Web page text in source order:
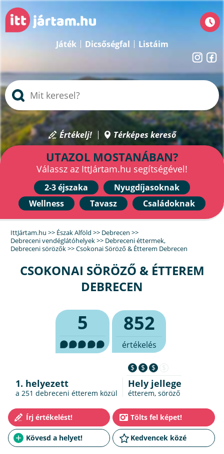
Játék Dicsőségfal Listáim
Értékelj! Térképes kereső
UTAZOL MOSTANÁBAN?
Válassz az IttJártam.hu segítségével!
2-3 éjszaka
Nyugdíjasoknak
Wellness
Tavasz Családoknak
IttJártam.hu >> Észak Alföld >> Debrecen >>
Debreceni vendéglátóhelyek>> Debreceni éttermek,
Debreceni sörözők>>Csokonai Söröző & Étterem Debrecen
CSOKONAI SÖRÖZŐ & ÉTTEREM
DEBRECEN
5 852
értékelés
1. helyezett
a 251debreceni étterem közül
$ $ $
Hely jellege
étterem, söröző